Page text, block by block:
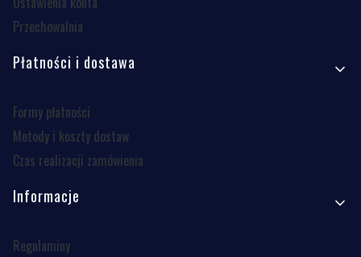
Przechowalnia
Płatności i dostawa
Formy płatności
Metody i koszty dostaw
Czas realizacji zamówienia
Informacje
Regulaminy